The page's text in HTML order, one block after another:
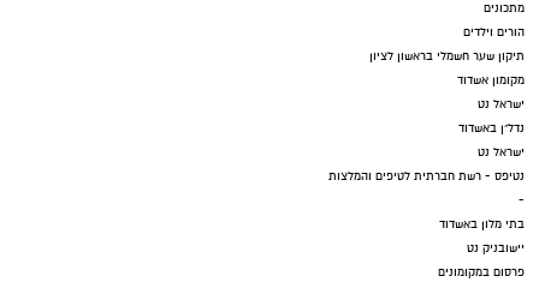
מתכונים
הורים וילדים
תיקון שער חשמלי בראשון לציון
מקומון אשדוד
ישראל נט
נדל"ן באשדוד
ישראל נט
נטיפס - רשת חברתית לטיפים והמלצות
-
בתי מלון באשדוד
יישובניק נט
פרסום במקומונים